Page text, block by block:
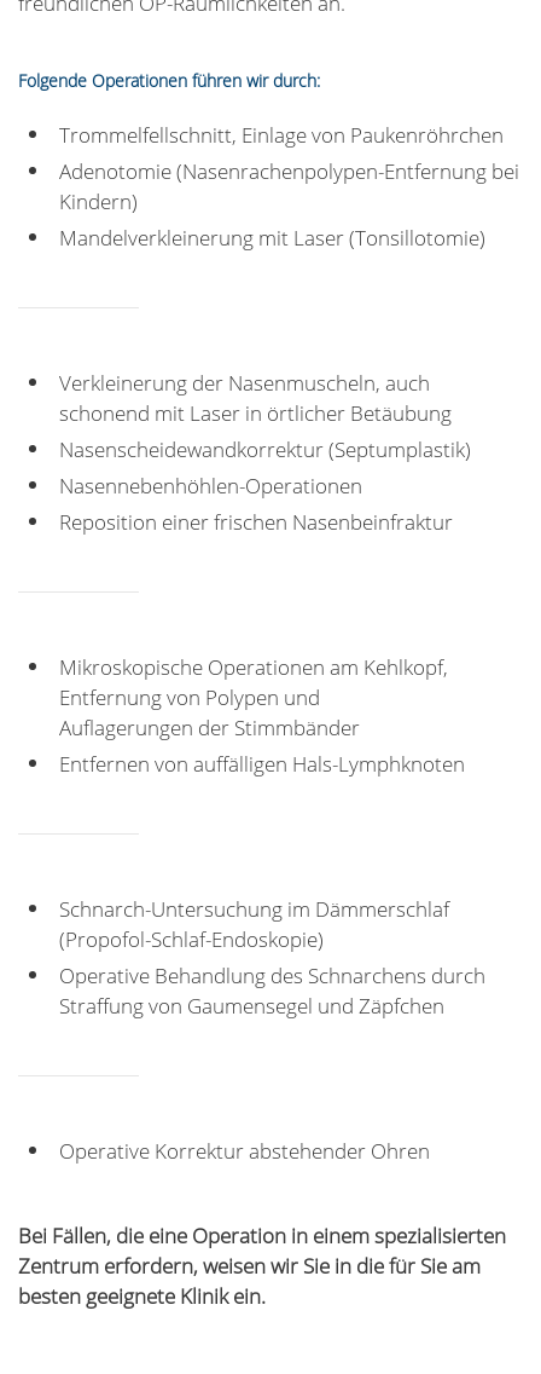
Folgende Operationen führen wir durch:
Trommelfellschnitt, Einlage von Paukenröhrchen
Adenotomie (Nasenrachenpolypen-Entfernung bei
Kindern)
Mandelverkleinerung mit Laser (Tonsillotomie)
Verkleinerung der Nasenmuscheln, auch
schonend mit Laser in örtlicher Betäubung
Nasenscheidewandkorrektur (Septumplastik)
Nasennebenhöhlen-Operationen
Reposition einer frischen Nasenbeinfraktur
Mikroskopische Operationen am Kehlkopf,
Entfernung von Polypen und
Auflagerungen der Stimmbänder
Entfernen von auffälligen Hals-Lymphknoten
Schnarch-Untersuchung im Dämmerschlaf
(Propofol-Schlaf-Endoskopie)
Operative Behandlung des Schnarchens durch
Straffung von Gaumensegel und Zäpfchen
Operative Korrektur abstehender Ohren
Bei Fällen, die eine Operation in einem spezialisierten
Zentrum erfordern, weisen wir Sie in die für Sie am
besten geeignete Klinik ein.